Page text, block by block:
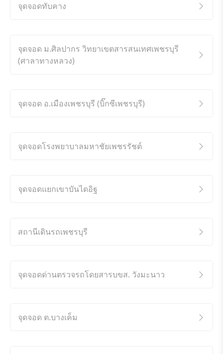
จุดจอดทับคาง
จุดจอด ม.ศิลปากร วิทยาเขตสารสนเทศเพชรบุรี
(ศาลาทางหลวง)
จุดจอด อ.เมืองเพชรบุรี (บิ๊กซีเพชรบุรี)
จุดจอดโรงพยาบาลมหาชัยเพชรรัชต์
จุดจอดแยกเขาบันไดอิฐ
สถานีเดินรถเพชรบุรี
จุดจอดด่านตรวจรถโดยสารบขส. วังมะนาว
จุดจอด ต.บางเค็ม